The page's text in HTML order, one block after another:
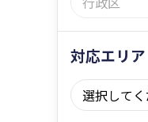
対応エリア